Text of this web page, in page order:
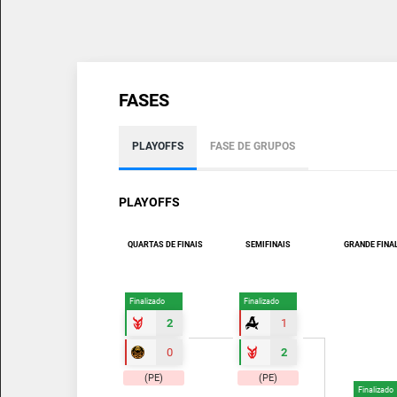
FASES
PLAYOFFS FASE DE GRUPOS
PLAYOFFS
GRANDE
Finalizado
SEMIFINAIS
Finalizado
1
2
(PE)
QUARTAS DE FINAIS
Finalizado
2
0
(PE)